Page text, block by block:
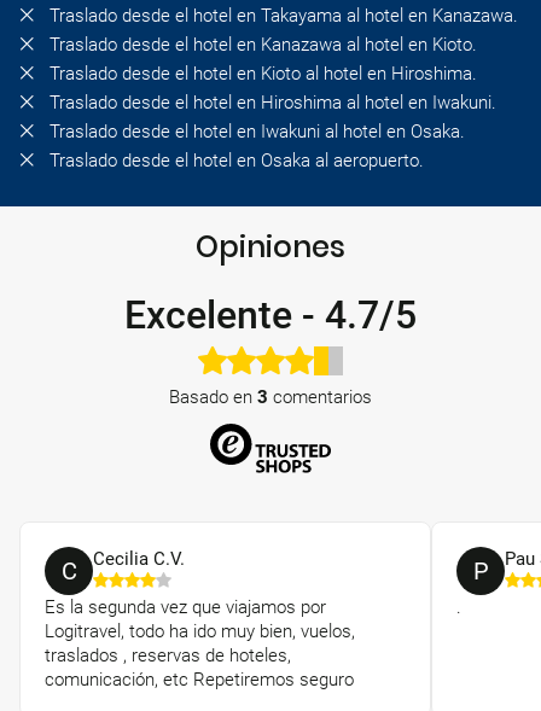
Traslado desde el hotel en Takayama al hotel en Kanazawa.
Traslado desde el hotel en Kanazawa al hotel en Kioto.
Traslado desde el hotel en Kioto al hotel en Hiroshima.
Traslado desde el hotel en Hiroshima al hotel en Iwakuni.
Traslado desde el hotel en Iwakuni al hotel en Osaka.
Traslado desde el hotel en Osaka al aeropuerto.
Opiniones
Excelente - 4.7/5
Basado en 3 comentarios
C Cecilia C.V.
Es la segunda vez que viajamos por
Logitravel, todo ha ido muy bien, vuelos,
traslados , reservas de hoteles,
comunicación, etc Repetiremos seguro
P Pau
.